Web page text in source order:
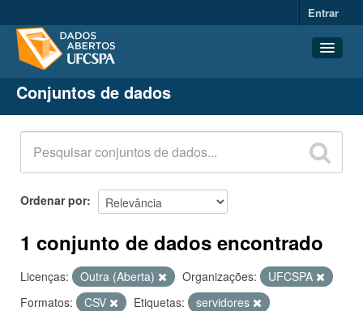
Entrar
Conjuntos de dados
Organizações
Grupos
Sobre
Conjuntos de dados
Ordenar por
1 conjunto de dados encontrado
Licenças: Outra (Aberta) Organizações:
UFCSPA
Formatos:
CSV Etiquetas:
servidores